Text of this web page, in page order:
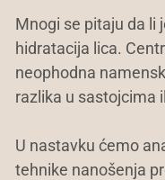
Mnogi se pitaju da li
hidratacija lica.
neophodna
razlika u sastojcima
U nastavku ćemo
tehnike nanošenja